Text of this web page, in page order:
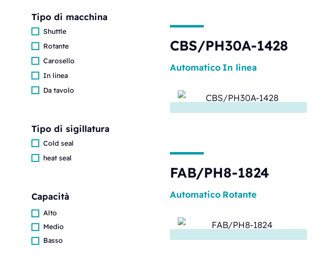
Tipo di macchina
Shuttle
Rotante
Carosello
In linea
Da tavolo
Tipo di sigillatura
Cold seal
heat seal
Capacità
Alto
Medio
Basso
CBS/PH30A-1428
Automatico In linea
FAB/PH8-1824
Automatico Rotante